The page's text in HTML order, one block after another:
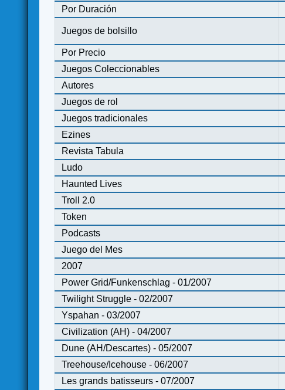
Por Duración
Juegos de bolsillo
Por Precio
Juegos Coleccionables
Autores
Juegos de rol
Juegos tradicionales
Ezines
Revista Tabula
Ludo
Haunted Lives
Troll 2.0
Token
Podcasts
Juego del Mes
2007
Power Grid/Funkenschlag - 01/2007
Twilight Struggle - 02/2007
Yspahan - 03/2007
Civilization (AH) - 04/2007
Dune (AH/Descartes) - 05/2007
Treehouse/Icehouse - 06/2007
Les grands batisseurs - 07/2007